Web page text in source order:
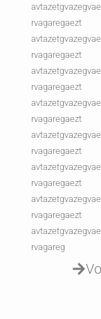
rvagaregaezt
rvagaregaezt
rvagaregaezt
rvagaregaezt
rvagaregaezt
rvagaregaezt
rvagaregaezt
rvagareg